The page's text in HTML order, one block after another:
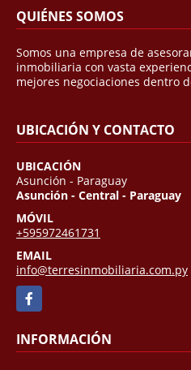
QUIÉNES SOMOS
Somos una empresa de
inmobiliaria con vasta
mejores negociaciones dentro
UBICACIÓN Y CONTACTO
UBICACIÓN
Asunción - Paraguay
Asunción - Central - Paraguay
MÓVIL
+595972461731
EMAIL
info@terresinmobiliaria.com.py
Facebook
INFORMACIÓN